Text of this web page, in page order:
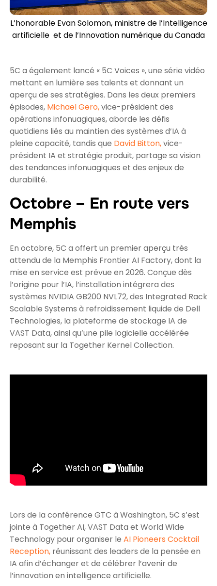
L’honorable Evan Solomon, ministre de l’Intelligence
artificielle et de l’Innovation numérique du Canada
5C a également lancé « 5C Voices », une série vidéo
mettant en lumière ses talents et donnant un
aperçu de ses stratégies. Dans les deux premiers
épisodes, Michael Gero,vice-président des
opérations infonuagiques, aborde les défis
quotidiens liés au maintien des systèmes d’IA à
pleine capacité, tandis que David Bitton,vice-
président IA et stratégie produit, partage sa vision
des tendances infonuagiques et des enjeux de
durabilité.
Octobre – En route vers
Memphis
En octobre, 5C a offert un premier aperçu très
attendu de la Memphis Frontier AI Factory, dont la
mise en service est prévue en 2026. Conçue dès
l’origine pour l’IA, l’installation intégrera des
systèmes NVIDIA GB200 NVL72, des Integrated Rack
Scalable Systems à refroidissement liquide de Dell
Technologies, la plateforme de stockage IA de
VAST Data, ainsi qu’une pile logicielle accélérée
reposant sur la Together Kernel Collection.
Lors de la conférence GTC à Washington, 5C s’est
jointe à Together AI, VAST Data et World Wide
Technology pour organiser le AI Pioneers Cocktail
Reception, réunissant des leaders de la pensée en
IA afin d’échanger et de célébrer l’avenir de
l’innovation en intelligence artificielle.